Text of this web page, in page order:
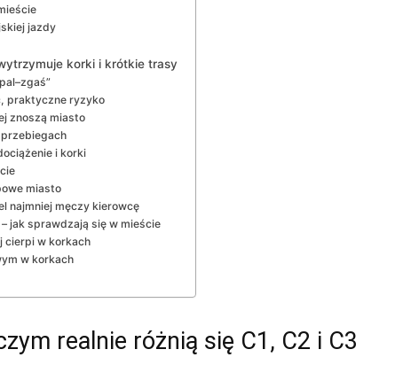
jazdy
korki i krótkie trasy
praktyczne ryzyko
znoszą miasto
przebiegach
i korki
miasto
najmniej męczy kierowcę
jak sprawdzają się w mieście
cierpi w korkach
w korkach
realnie różnią się C1, C2 i C3